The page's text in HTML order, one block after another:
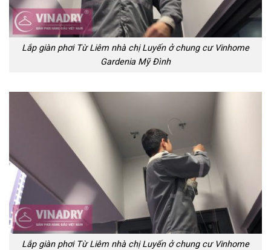
Lắp giàn phơi Từ Liêm nhà chị Luyến ở chung cư Vinhome
Gardenia Mỹ Đình
Lắp giàn phơi Từ Liêm nhà chị Luyến ở chung cư Vinhome